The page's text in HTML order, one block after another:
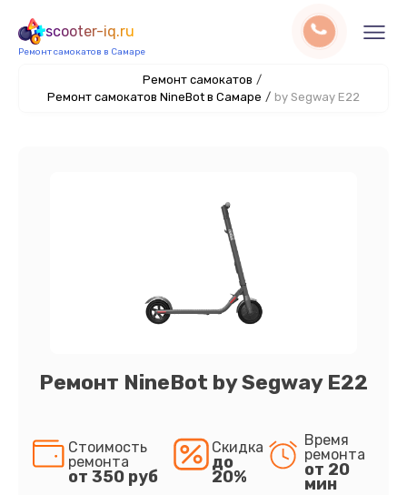
scooter-iq.ru
Ремонт самокатов в Самаре
Ремонт самокатов /
Ремонт самокатов NineBot в Самаре / by Segway E22
Ремонт NineBot by Segway E22
Стоимость
ремонта
от 350 руб
Скидка
до
20%
Время
ремонта
от 20
мин